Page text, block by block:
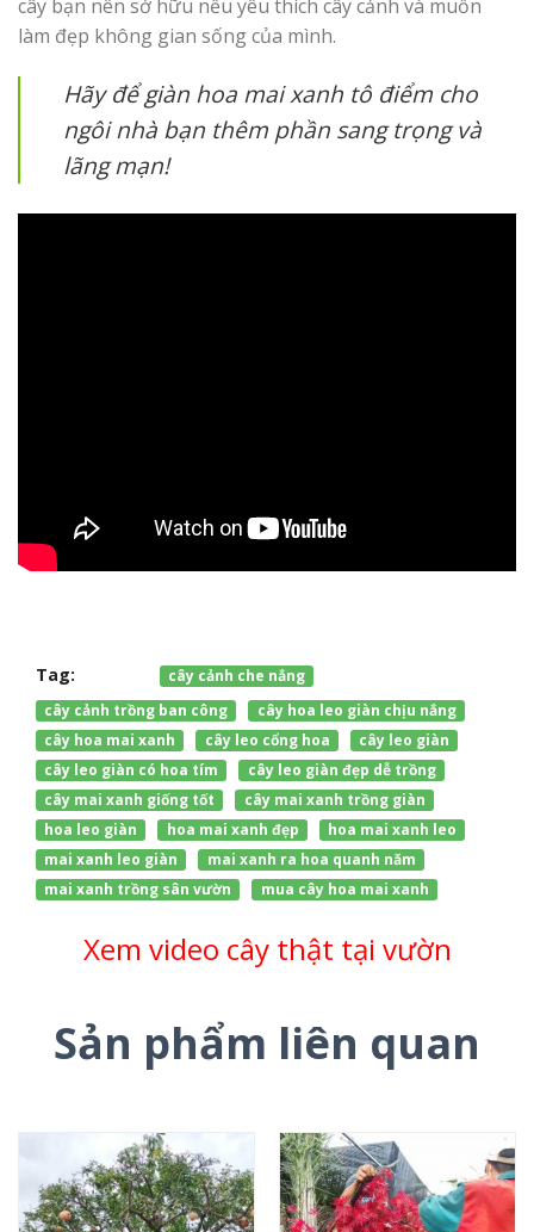
cây bạn nên sở hữu nếu yêu thích cây cảnh và muốn
làm đẹp không gian sống của mình.
Hãy để giàn hoa mai xanh tô điểm cho
ngôi nhà bạn thêm phần sang trọng và
lãng mạn!
Tag:
cây cảnh che nắng
cây cảnh trồng ban công
cây hoa leo giàn chịu nắng
cây hoa mai xanh
cây leo cổng hoa
cây leo giàn
cây leo giàn có hoa tím
cây leo giàn đẹp dễ trồng
cây mai xanh giống tốt
cây mai xanh trồng giàn
hoa leo giàn
hoa mai xanh đẹp
hoa mai xanh leo
mai xanh leo giàn
mai xanh ra hoa quanh năm
mai xanh trồng sân vườn
mua cây hoa mai xanh
Xem video cây thật tại vườn
Sản phẩm liên quan